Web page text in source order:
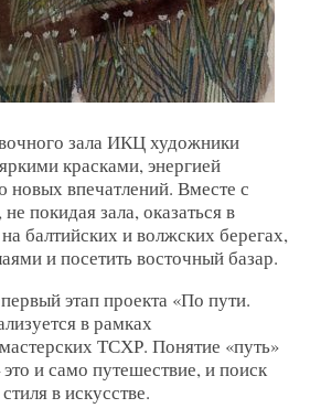
зала ИКЦ художники
красками, энергией
новых впечатлений. Вместе с
покидая зала, оказаться в
балтийских и волжских берегах,
и посетить восточный базар.
этап проекта «По пути.
в рамках
ТСХР. Понятие «путь»
и само путешествие, и поиск
в искусстве.